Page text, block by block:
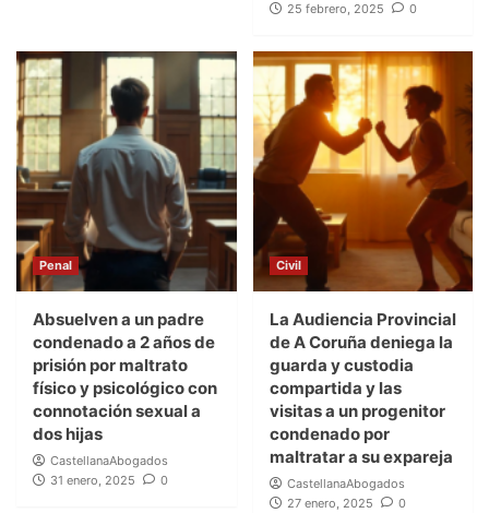
25 febrero, 2025
0
Penal
Absuelven a un padre
condenado a 2 años de
prisión por maltrato
físico y psicológico con
connotación sexual a
dos hijas
CastellanaAbogados
31 enero, 2025
0
Civil
La Audiencia Provincial
de A Coruña deniega la
guarda y custodia
compartida y las
visitas a un progenitor
condenado por
maltratar a su expareja
CastellanaAbogados
27 enero, 2025
0